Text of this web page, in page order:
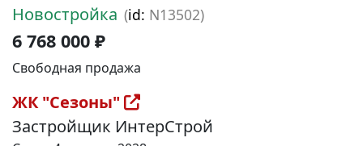
Новостройка (id: N13502)
6 768 000 ₽
Свободная продажа
ЖК "Сезоны"
Застройщик ИнтерСтрой